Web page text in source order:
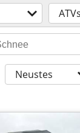
Neustes